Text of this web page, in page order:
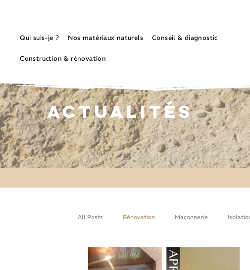
Qui suis-je ? Nos matériaux naturels Conseil & diagnostic
Construction & rénovation
Actualités
All Posts Rénovation Maçonnerie